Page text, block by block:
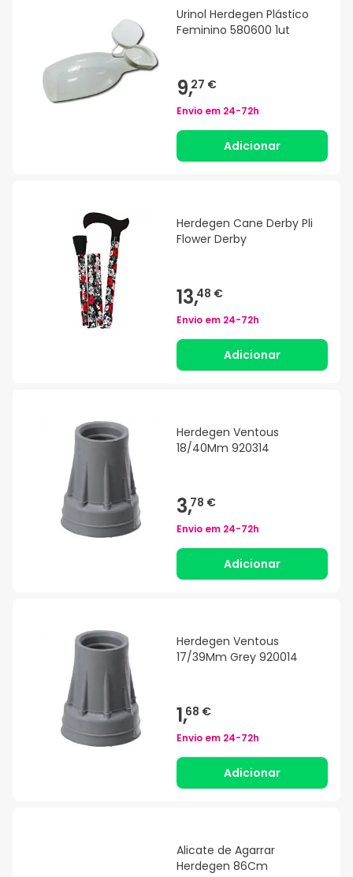
Urinol Herdegen Plástico
Feminino 580600 1ut
9,27 €
Envio em 24-72h
Adicionar
Herdegen Cane Derby Pli
Flower Derby
13,48 €
Envio em 24-72h
Adicionar
Herdegen Ventous
18/40Mm 920314
3,78 €
Envio em 24-72h
Adicionar
Herdegen Ventous
17/39Mm Grey 920014
1,68 €
Envio em 24-72h
Adicionar
Alicate de Agarrar
Herdegen 86Cm